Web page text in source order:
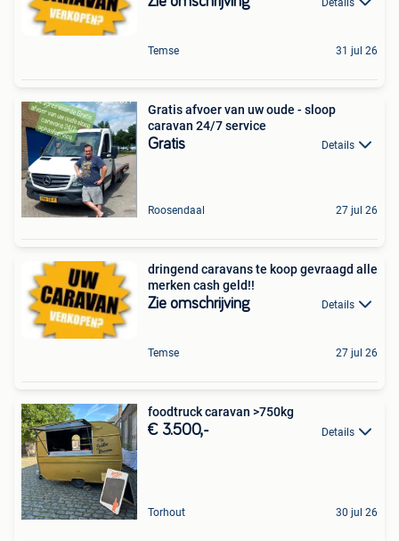
Temse 31 jul 26
Gratis afvoer van uw oude - sloop
caravan 24/7 service
Gratis Details
Roosendaal 27 jul 26
dringend caravans te koop gevraagd alle
merken cash geld!!
Zie omschrijving Details
Temse 27 jul 26
foodtruck caravan >750kg
€ 3.500,- Details
Torhout 30 jul 26